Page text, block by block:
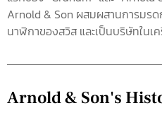
Arnold & Son ผสมผสานการมร
นาฬิกาของสวิส และเป็นบริษัทในเ
Arnold & Son's